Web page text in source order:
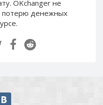
OKchanger не
потерю денежных
(BUSD)
Revolut USD
Revolut GBP
Piastrix USD